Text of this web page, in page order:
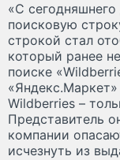
«C
поисковую
строкой стал
который ранее
поиске
Wildberries –
Представитель
компании
исчезнуть из